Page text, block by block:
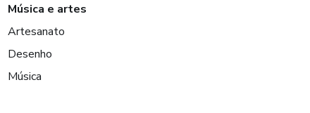
Música e artes
Artesanato
Desenho
Música